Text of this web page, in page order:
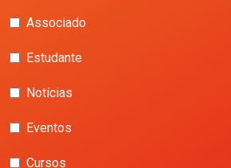
Associado
Estudante
Notícias
Eventos
Cursos